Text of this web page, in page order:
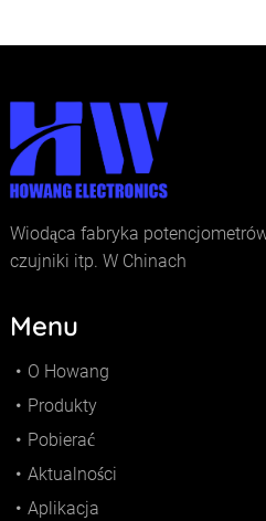
Wiodąca fabryka
czujniki itp. W Chinach
Menu
O Howang
Produkty
Pobierać
Aktualności
Aplikacja